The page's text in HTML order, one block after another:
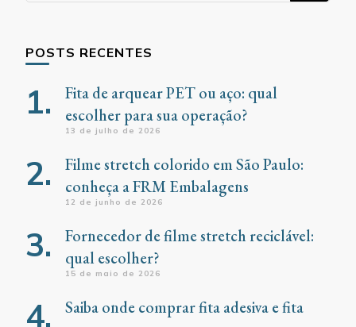
POSTS RECENTES
Fita de arquear PET ou aço: qual
escolher para sua operação?
13 de julho de 2026
Filme stretch colorido em São Paulo:
conheça a FRM Embalagens
12 de junho de 2026
Fornecedor de filme stretch reciclável:
qual escolher?
15 de maio de 2026
Saiba onde comprar fita adesiva e fita